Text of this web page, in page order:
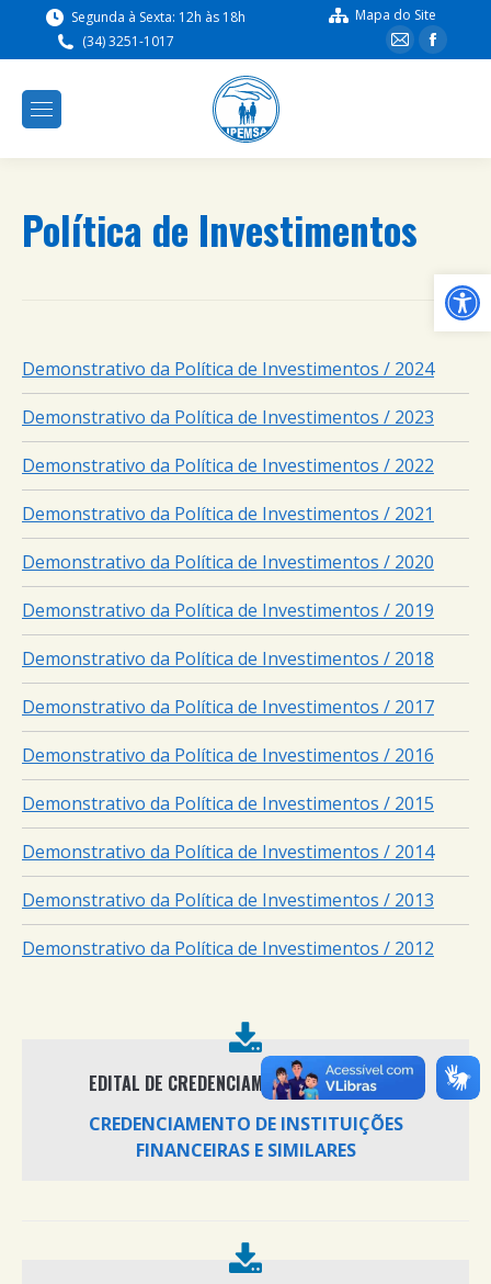
Segunda à Sexta: 12h às 18h
(34) 3251-1017
Mapa do Site
Política de Investimentos
Demonstrativo da Política de Investimentos / 2024
Demonstrativo da Política de Investimentos / 2023
Demonstrativo da Política de Investimentos / 2022
Demonstrativo da Política de Investimentos / 2021
Demonstrativo da Política de Investimentos / 2020
Demonstrativo da Política de Investimentos / 2019
Demonstrativo da Política de Investimentos / 2018
Demonstrativo da Política de Investimentos / 2017
Demonstrativo da Política de Investimentos / 2016
Demonstrativo da Política de Investimentos / 2015
Demonstrativo da Política de Investimentos / 2014
Demonstrativo da Política de Investimentos / 2013
Demonstrativo da Política de Investimentos / 2012
EDITAL DE CREDENCIAMENTO Nº 002/2018
CREDENCIAMENTO DE INSTITUIÇÕES
FINANCEIRAS E SIMILARES